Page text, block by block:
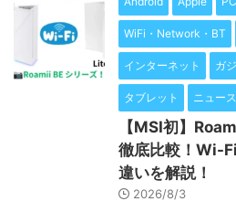
WiFi・Network・BT
インターネット ガ
タブレット ニュース
【MSI初】
徹底比較！Wi-
違いを解説！
2026/8/3